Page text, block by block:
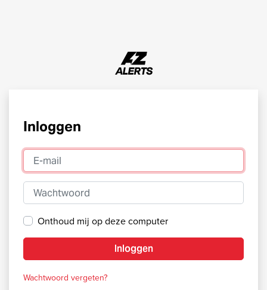
Inloggen
E-mail
Wachtwoord
Onthoud mij op deze computer
Inloggen
Wachtwoord vergeten?